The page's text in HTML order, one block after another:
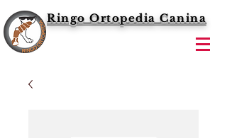
Ringo Ortopedia Canina